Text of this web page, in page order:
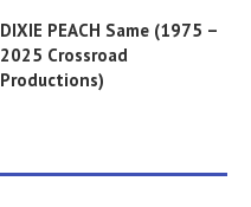
DIXIE PEACH Same (1975 –
2025 Crossroad
Productions)